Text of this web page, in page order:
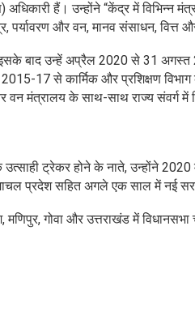
हैं। उन्होंने “केंद्र में विभिन्न
पर्यावरण और वन, मानव संसाधन, वित्त
बाद उन्हें अप्रैल 2020 से 31 अगस्त
17 से कार्मिक और प्रशिक्षण
मंत्रालय के साथ-साथ राज्य संवर्ग में
ट्रेकर होने के नाते, उन्होंने
प्रदेश सहित अगले एक साल में नई
गोवा और उत्तराखंड में विधानसभा